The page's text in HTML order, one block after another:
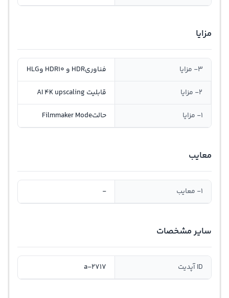
مزایا
3- مزایا فناوریHDR و HDR10 وHLG
2- مزایا قابلیت AI 4K upscaling
1- مزایا حالتFilmmaker Mode
معایب
1- معایب -
سایر مشخصات
ID آپدیت a-2717